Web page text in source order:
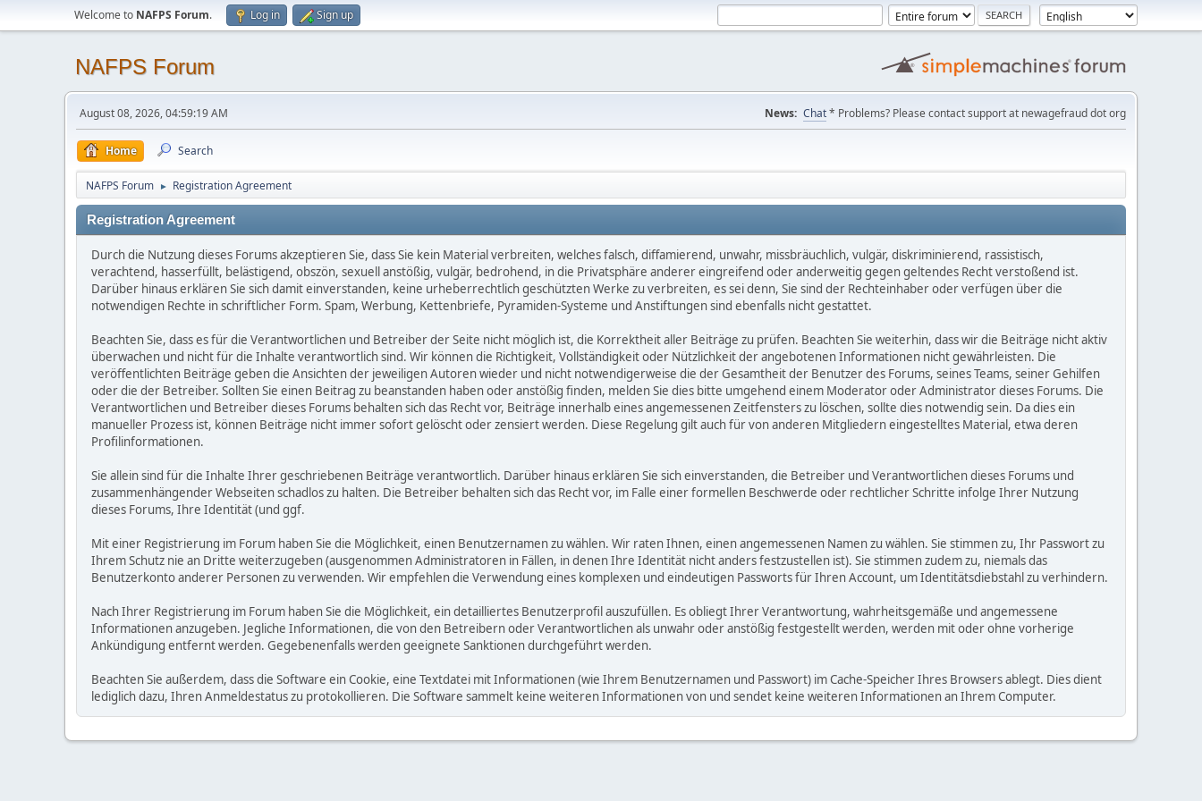
Welcome to NAFPS Forum. Log in Sign up
NAFPS Forum
August 08, 2026, 04:59:19 AM News: Chat* Problems? Please contact support at newagefraud dot org
Home Search
NAFPS Forum ► Registration Agreement
Registration Agreement
Durch die Nutzung dieses Forums akzeptieren Sie, dass Sie kein Material verbreiten, welches falsch, diffamierend, unwahr, missbräuchlich, vulgär, diskriminierend, rassistisch,
verachtend, hasserfüllt, belästigend, obszön, sexuell anstößig, vulgär, bedrohend, in die Privatsphäre anderer eingreifend oder anderweitig gegen geltendes Recht verstoßend ist.
Darüber hinaus erklären Sie sich damit einverstanden, keine urheberrechtlich geschützten Werke zu verbreiten, es sei denn, Sie sind der Rechteinhaber oder verfügen über die
notwendigen Rechte in schriftlicher Form. Spam, Werbung, Kettenbriefe, Pyramiden-Systeme und Anstiftungen sind ebenfalls nicht gestattet.
Beachten Sie, dass es für die Verantwortlichen und Betreiber der Seite nicht möglich ist, die Korrektheit aller Beiträge zu prüfen. Beachten Sie weiterhin, dass wir die Beiträge nicht aktiv
überwachen und nicht für die Inhalte verantwortlich sind. Wir können die Richtigkeit, Vollständigkeit oder Nützlichkeit der angebotenen Informationen nicht gewährleisten. Die
veröffentlichten Beiträge geben die Ansichten der jeweiligen Autoren wieder und nicht notwendigerweise die der Gesamtheit der Benutzer des Forums, seines Teams, seiner Gehilfen
oder die der Betreiber. Sollten Sie einen Beitrag zu beanstanden haben oder anstößig finden, melden Sie dies bitte umgehend einem Moderator oder Administrator dieses Forums. Die
Verantwortlichen und Betreiber dieses Forums behalten sich das Recht vor, Beiträge innerhalb eines angemessenen Zeitfensters zu löschen, sollte dies notwendig sein. Da dies ein
manueller Prozess ist, können Beiträge nicht immer sofort gelöscht oder zensiert werden. Diese Regelung gilt auch für von anderen Mitgliedern eingestelltes Material, etwa deren
Profilinformationen.
Sie allein sind für die Inhalte Ihrer geschriebenen Beiträge verantwortlich. Darüber hinaus erklären Sie sich einverstanden, die Betreiber und Verantwortlichen dieses Forums und
zusammenhängender Webseiten schadlos zu halten. Die Betreiber behalten sich das Recht vor, im Falle einer formellen Beschwerde oder rechtlicher Schritte infolge Ihrer Nutzung
dieses Forums, Ihre Identität (und ggf.
Mit einer Registrierung im Forum haben Sie die Möglichkeit, einen Benutzernamen zu wählen. Wir raten Ihnen, einen angemessenen Namen zu wählen. Sie stimmen zu, Ihr Passwort zu
Ihrem Schutz nie an Dritte weiterzugeben (ausgenommen Administratoren in Fällen, in denen Ihre Identität nicht anders festzustellen ist). Sie stimmen zudem zu, niemals das
Benutzerkonto anderer Personen zu verwenden. Wir empfehlen die Verwendung eines komplexen und eindeutigen Passworts für Ihren Account, um Identitätsdiebstahl zu verhindern.
Nach Ihrer Registrierung im Forum haben Sie die Möglichkeit, ein detailliertes Benutzerprofil auszufüllen. Es obliegt Ihrer Verantwortung, wahrheitsgemäße und angemessene
Informationen anzugeben. Jegliche Informationen, die von den Betreibern oder Verantwortlichen als unwahr oder anstößig festgestellt werden, werden mit oder ohne vorherige
Ankündigung entfernt werden. Gegebenenfalls werden geeignete Sanktionen durchgeführt werden.
Beachten Sie außerdem, dass die Software ein Cookie, eine Textdatei mit Informationen (wie Ihrem Benutzernamen und Passwort) im Cache-Speicher Ihres Browsers ablegt. Dies dient
lediglich dazu, Ihren Anmeldestatus zu protokollieren. Die Software sammelt keine weiteren Informationen von und sendet keine weiteren Informationen an Ihrem Computer.